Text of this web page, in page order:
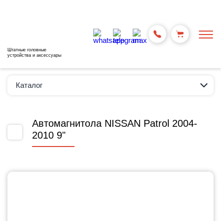
Штатные головные
устройства и аксессуары
Каталог
Автомагнитола NISSAN Patrol 2004-
2010 9"